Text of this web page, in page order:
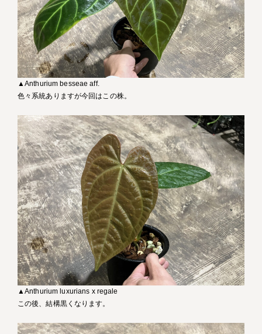
▲Anthurium besseae aff.
色々系統ありますが今回はこの株。
▲Anthurium luxurians x regale
この後、結構黒くなります。